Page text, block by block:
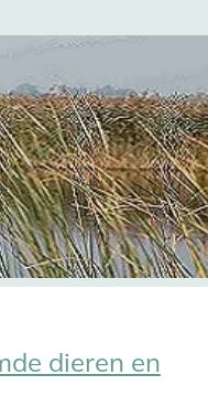
dieren en